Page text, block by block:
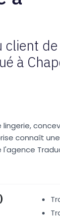
client de
à
connaît